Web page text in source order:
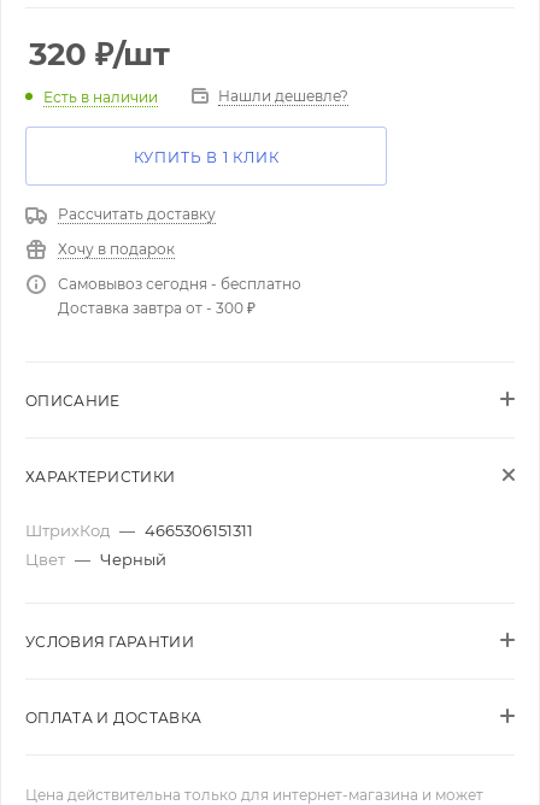
320 ₽/шт
Есть в наличии Нашли дешевле?
КУПИТЬ В 1 КЛИК
Рассчитать доставку
Хочу в подарок
Самовывоз сегодня - бесплатно
Доставка завтра от - 300 ₽
ОПИСАНИЕ
ХАРАКТЕРИСТИКИ
ШтрихКод — 4665306151311
Цвет — Черный
УСЛОВИЯ ГАРАНТИИ
ОПЛАТА И ДОСТАВКА
Цена действительна только для интернет-магазина и может